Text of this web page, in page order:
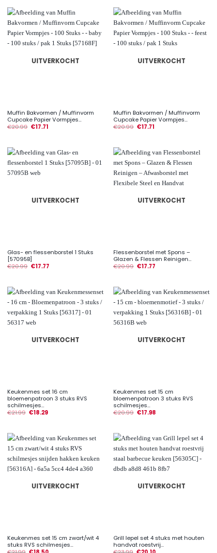
UITVERKOCHT
Muffin Bakvormen / Muffinvorm
Cupcake Papier Vormpjes...
€20.99 €17.71
UITVERKOCHT
Muffin Bakvormen / Muffinvorm
Cupcake Papier Vormpjes...
€20.99 €17.71
UITVERKOCHT
Glas- en flessenborstel 1 Stuks
[57095B]
€20.99 €17.77
UITVERKOCHT
Flessenborstel met Spons –
Glazen & Flessen Reinigen...
€20.99 €17.77
UITVERKOCHT
Keukenmes set 16 cm
bloemenpatroon 3 stuks RVS
schilmesjes...
€21.99 €18.29
UITVERKOCHT
Keukenmes set 15 cm
bloemenpatroon 3 stuks RVS
schilmesjes...
€20.99 €17.98
UITVERKOCHT
Keukenmes set 15 cm zwart/wit 4
stuks RVS schilmesjes...
UITVERKOCHT
Grill lepel set 4 stuks met houten
handvat roestvrij...